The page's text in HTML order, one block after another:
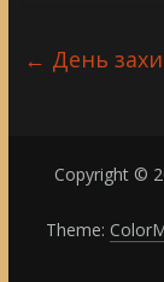
← День
Copyright ©
Theme: